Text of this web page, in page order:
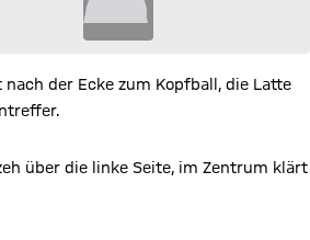
der Ecke zum Kopfball, die Latte
über die linke Seite, im Zentrum klärt